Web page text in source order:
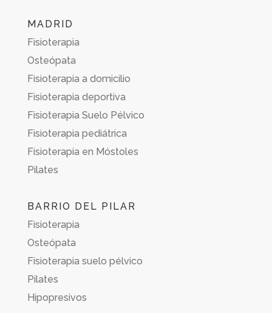
MADRID
Fisioterapia
Osteópata
Fisioterapia a domicilio
Fisioterapia deportiva
Fisioterapia Suelo Pélvico
Fisioterapia pediátrica
Fisioterapia en Móstoles
Pilates
BARRIO DEL PILAR
Fisioterapia
Osteópata
Fisioterapia suelo pélvico
Pilates
Hipopresivos